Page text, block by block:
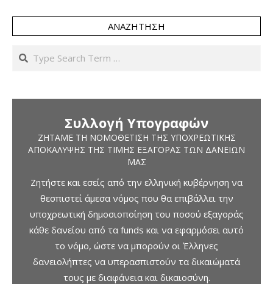
ΑΝΑΖΉΤΗΣΗ
Search
Συλλογή Υπογραφών
ΖΗΤΆΜΕ ΤΗ ΝΟΜΟΘΈΤΙΣΗ ΤΗΣ ΥΠΟΧΡΕΩΤΙΚΉΣ
ΑΠΟΚΆΛΥΨΗΣ ΤΗΣ ΤΙΜΉΣ ΕΞΑΓΟΡΆΣ ΤΩΝ ΔΑΝΕΊΩΝ
ΜΑΣ
Ζητήστε και εσείς από την ελληνική κυβέρνηση να
θεσπιστεί άμεσα νόμος που θα επιβάλλει την
υποχρεωτική δημοσιοποίηση του ποσού εξαγοράς
κάθε δανείου από τα funds και να εφαρμόσει αυτό
το νόμο, ώστε να μπορούν οι Έλληνες
δανειολήπτες να υπερασπιστούν τα δικαιώματά
τους με διαφάνεια και δικαιοσύνη.